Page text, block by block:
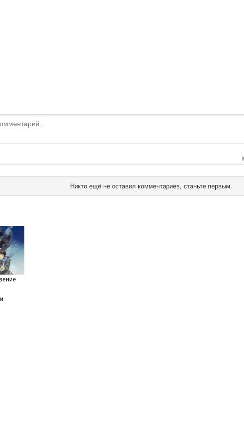
Никто ещё не оставил комментариев, станьте первым.